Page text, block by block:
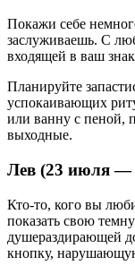
Покажи себе
заслуживаешь. С
входящей в ваш
Планируйте
успокаивающих
или ванну с пеной,
выходные.
Лев (23 июля —
Кто-то, кого вы
показать свою
душераздирающей
кнопку,